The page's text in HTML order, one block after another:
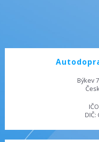
Býkev
DIČ: